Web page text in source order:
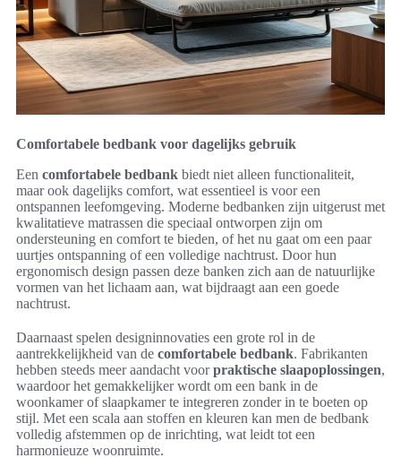
Comfortabele bedbank voor dagelijks gebruik
Een comfortabele bedbank biedt niet alleen functionaliteit,
maar ook dagelijks comfort, wat essentieel is voor een
ontspannen leefomgeving. Moderne bedbanken zijn uitgerust met
kwalitatieve matrassen die speciaal ontworpen zijn om
ondersteuning en comfort te bieden, of het nu gaat om een paar
uurtjes ontspanning of een volledige nachtrust. Door hun
ergonomisch design passen deze banken zich aan de natuurlijke
vormen van het lichaam aan, wat bijdraagt aan een goede
nachtrust.
Daarnaast spelen designinnovaties een grote rol in de
aantrekkelijkheid van de comfortabele bedbank. Fabrikanten
hebben steeds meer aandacht voorpraktische slaapoplossingen,
waardoor het gemakkelijker wordt om een bank in de
woonkamer of slaapkamer te integreren zonder in te boeten op
stijl. Met een scala aan stoffen en kleuren kan men de bedbank
volledig afstemmen op de inrichting, wat leidt tot een
harmonieuze woonruimte.